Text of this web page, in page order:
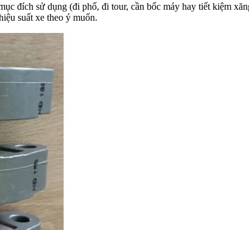
đích sử dụng (đi phố, đi tour, cần bốc máy hay tiết kiệm
suất xe theo ý muốn.